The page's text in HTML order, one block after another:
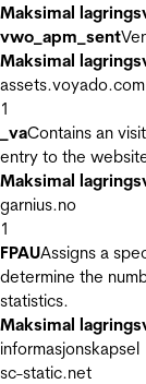
Maksimal
vwo_apm_sent
Maksimal
assets.voyado.com
1
_vaContains an
entry to the
Maksimal
garnius.no
1
FPAUAssigns a
determine the
statistics.
Maksimal
informasjonskapsel
sc-static.net